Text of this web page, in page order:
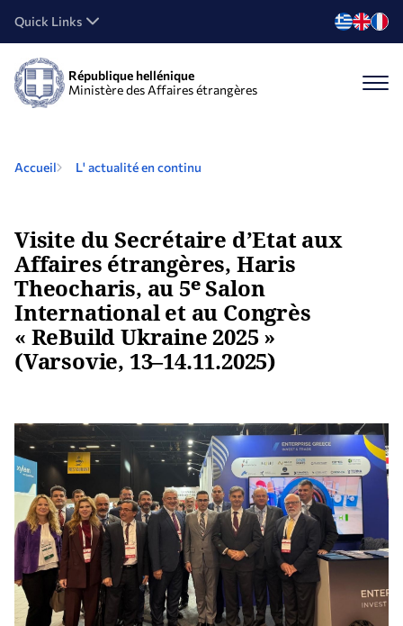
Quick Links
République hellénique
Ministère des Affaires étrangères
Accueil L' actualité en continu
Visite du Secrétaire d’Etat aux
Affaires étrangères, Haris
Theocharis, au 5ᵉ Salon
International et au Congrès
« ReBuild Ukraine 2025 »
(Varsovie, 13–14.11.2025)